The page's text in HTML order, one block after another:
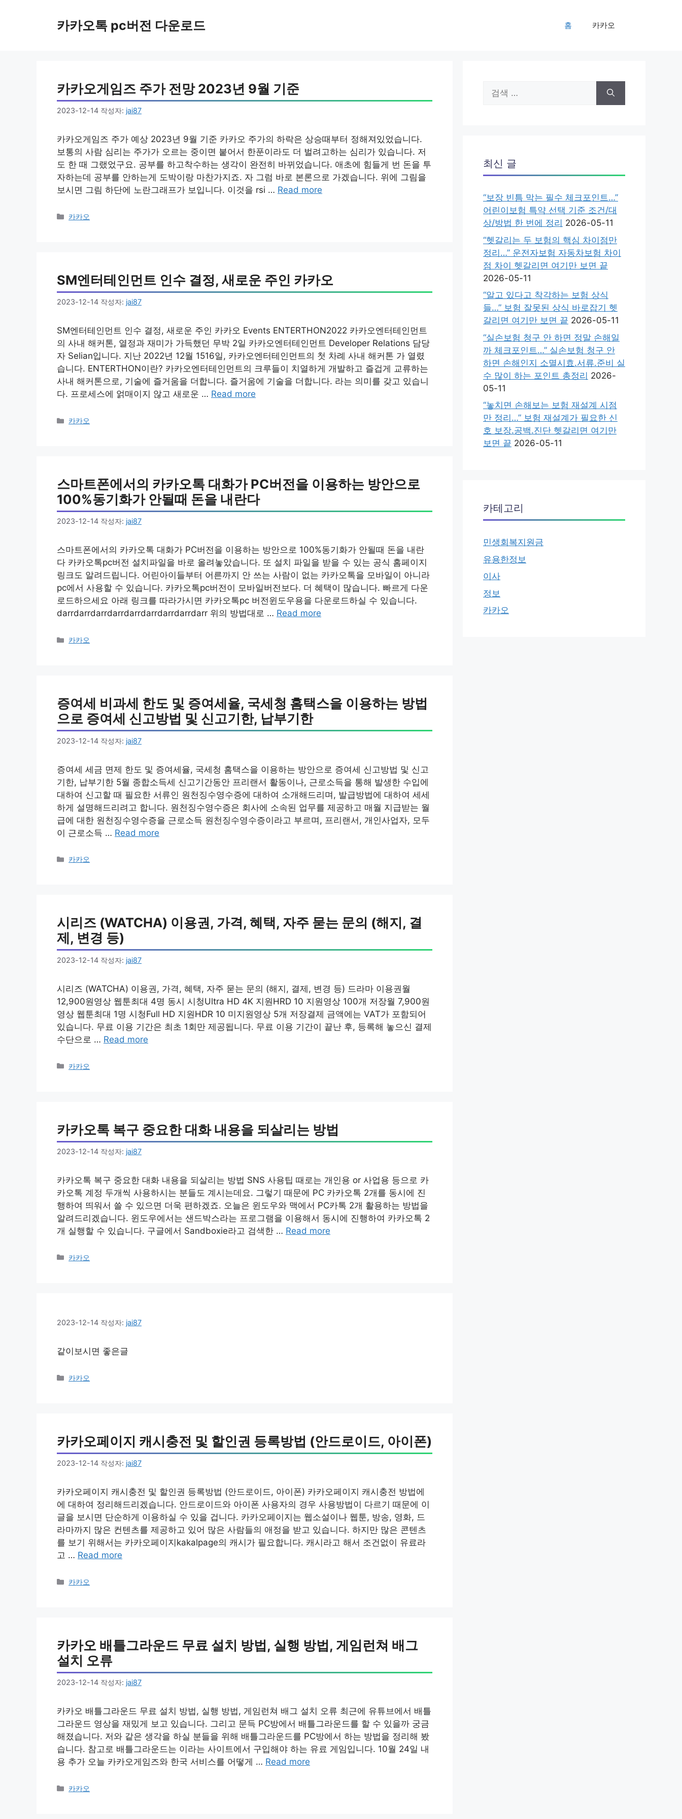
카카오톡 pc버전 다운로드 홈 카카오
카카오게임즈 주가 전망 2023년 9월 기준
2023-12-14 작성자: jai87
카카오게임즈 주가 예상 2023년 9월 기준 카카오 주가의 하락은 상승때부터 정해져있었습니다.
보통의 사람 심리는 주가가 오르는 중이면 붙어서 한푼이라도 더 벌려고하는 심리가 있습니다. 저
도 한 때 그랬었구요. 공부를 하고착수하는 생각이 완전히 바뀌었습니다. 애초에 힘들게 번 돈을 투
자하는데 공부를 안하는게 도박이랑 마찬가지죠. 자 그럼 바로 본론으로 가겠습니다. 위에 그림을
보시면 그림 하단에 노란그래프가 보입니다. 이것을 rsi … Read more
카
카카오
SM엔터테인먼트 인수 결정, 새로운 주인 카카오
2023-12-14 작성자: jai87
SM엔터테인먼트 인수 결정, 새로운 주인 카카오 Events ENTERTHON2022 카카오엔터테인먼트
의 사내 해커톤, 열정과 재미가 가득했던 무박 2일 카카오엔터테인먼트 Developer Relations 담당
자 Selian입니다. 지난 2022년 12월 1516일, 카카오엔터테인먼트의 첫 차례 사내 해커톤 가 열렸
습니다. ENTERTHON이란? 카카오엔터테인먼트의 크루들이 치열하게 개발하고 즐겁게 교류하는
사내 해커톤으로, 기술에 즐거움을 더합니다. 즐거움에 기술을 더합니다. 라는 의미를 갖고 있습니
다. 프로세스에 얽매이지 않고 새로운 … Read more
카
카카오
스마트폰에서의 카카오톡 대화가 PC버전을 이용하는 방안으로
100%동기화가 안될때 돈을 내란다
2023-12-14 작성자: jai87
스마트폰에서의 카카오톡 대화가 PC버전을 이용하는 방안으로 100%동기화가 안될때 돈을 내란
다 카카오톡pc버전 설치파일을 바로 올려놓았습니다. 또 설치 파일을 받을 수 있는 공식 홈페이지
링크도 알려드립니다. 어린아이들부터 어른까지 안 쓰는 사람이 없는 카카오톡을 모바일이 아니라
pc에서 사용할 수 있습니다. 카카오톡pc버전이 모바일버전보다. 더 혜택이 많습니다. 빠르게 다운
로드하으세요 아래 링크를 따라가시면 카카오톡pc 버전윈도우용을 다운로드하실 수 있습니다.
darrdarrdarrdarrdarrdarrdarrdarrdarr 위의 방법대로 … Read more
카
카카오
증여세 비과세 한도 및 증여세율, 국세청 홈택스을 이용하는 방법
으로 증여세 신고방법 및 신고기한, 납부기한
2023-12-14 작성자: jai87
증여세 세금 면제 한도 및 증여세율, 국세청 홈택스을 이용하는 방안으로 증여세 신고방법 및 신고
기한, 납부기한 5월 종합소득세 신고기간동안 프리랜서 활동이나, 근로소득을 통해 발생한 수입에
대하여 신고할 때 필요한 서류인 원천징수영수증에 대하여 소개해드리며, 발급방법에 대하여 세세
하게 설명해드리려고 합니다. 원천징수영수증은 회사에 소속된 업무를 제공하고 매월 지급받는 월
급에 대한 원천징수영수증을 근로소득 원천징수영수증이라고 부르며, 프리랜서, 개인사업자, 모두
이 근로소득 … Read more
카
카카오
시리즈 (WATCHA) 이용권, 가격, 혜택, 자주 묻는 문의 (해지, 결
제, 변경 등)
2023-12-14 작성자: jai87
시리즈 (WATCHA) 이용권, 가격, 혜택, 자주 묻는 문의 (해지, 결제, 변경 등) 드라마 이용권월
12,900원영상 웹툰최대 4명 동시 시청Ultra HD 4K 지원HRD 10 지원영상 100개 저장월 7,900원
영상 웹툰최대 1명 시청Full HD 지원HDR 10 미지원영상 5개 저장결제 금액에는 VAT가 포함되어
있습니다. 무료 이용 기간은 최초 1회만 제공됩니다. 무료 이용 기간이 끝난 후, 등록해 놓으신 결제
수단으로 … Read more
카
카카오
카카오톡 복구 중요한 대화 내용을 되살리는 방법
2023-12-14 작성자: jai87
카카오톡 복구 중요한 대화 내용을 되살리는 방법 SNS 사용팁 때로는 개인용 or 사업용 등으로 카
카오톡 계정 두개씩 사용하시는 분들도 계시는데요. 그렇기 때문에 PC 카카오톡 2개를 동시에 진
행하여 띄워서 쓸 수 있으면 더욱 편하겠죠. 오늘은 윈도우와 맥에서 PC카톡 2개 활용하는 방법을
알려드리겠습니다. 윈도우에서는 샌드박스라는 프로그램을 이용해서 동시에 진행하여 카카오톡 2
개 실행할 수 있습니다. 구글에서 Sandboxie라고 검색한 … Read more
카
카카오
2023-12-14 작성자: jai87
같이보시면 좋은글
카
카카오
카카오페이지 캐시충전 및 할인권 등록방법 (안드로이드, 아이폰)
2023-12-14 작성자: jai87
카카오페이지 캐시충전 및 할인권 등록방법 (안드로이드, 아이폰) 카카오페이지 캐시충전 방법에
에 대하여 정리해드리겠습니다. 안드로이드와 아이폰 사용자의 경우 사용방법이 다르기 때문에 이
글을 보시면 단순하게 이용하실 수 있을 겁니다. 카카오페이지는 웹소설이나 웹툰, 방송, 영화, 드
라마까지 많은 컨텐츠를 제공하고 있어 많은 사람들의 애정을 받고 있습니다. 하지만 많은 콘텐츠
를 보기 위해서는 카카오페이지kakalpage의 캐시가 필요합니다. 캐시라고 해서 조건없이 유료라
고 … Read more
카
카카오
카카오 배틀그라운드 무료 설치 방법, 실행 방법, 게임런쳐 배그
설치 오류
2023-12-14 작성자: jai87
카카오 배틀그라운드 무료 설치 방법, 실행 방법, 게임런쳐 배그 설치 오류 최근에 유튜브에서 배틀
그라운드 영상을 재밌게 보고 있습니다. 그리고 문득 PC방에서 배틀그라운드를 할 수 있을까 궁금
해졌습니다. 저와 같은 생각을 하실 분들을 위해 배틀그라운드를 PC방에서 하는 방법을 정리해 봤
습니다. 참고로 배틀그라운드는 이라는 사이트에서 구입해야 하는 유료 게임입니다. 10월 24일 내
용 추가 오늘 카카오게임즈와 한국 서비스를 어떻게 … Read more
카
카카오
색:
최신 글
“보장 빈틈 막는 필수 체크포인트…”
어린이보험 특약 선택 기준 조건/대
상/방법 한 번에 정리 2026-05-11
“헷갈리는 두 보험의 핵심 차이점만
정리…” 운전자보험 자동차보험 차이
점 차이 헷갈리면 여기만 보면 끝
2026-05-11
“알고 있다고 착각하는 보험 상식
들…” 보험 잘못된 상식 바로잡기 헷
갈리면 여기만 보면 끝 2026-05-11
“실손보험 청구 안 하면 정말 손해일
까 체크포인트…” 실손보험 청구 안
하면 손해인지 소멸시효.서류.준비 실
수 많이 하는 포인트 총정리 2026-
05-11
“놓치면 손해보는 보험 재설계 시점
만 정리…” 보험 재설계가 필요한 신
호 보장.공백.진단 헷갈리면 여기만
보면 끝 2026-05-11
카테고리
민생회복지원금
유용한정보
이사
정보
카카오